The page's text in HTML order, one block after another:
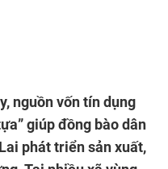
nguồn vốn tín dụng
giúp đồng bào dân
phát triển sản xuất,